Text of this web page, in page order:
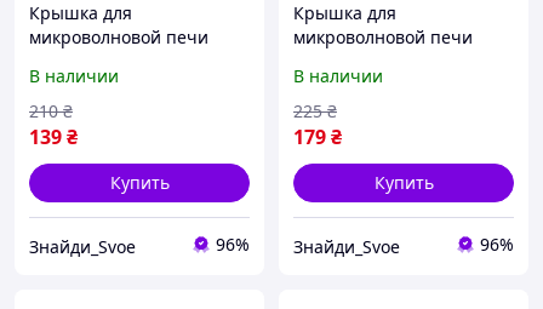
Крышка для
микроволновой печи
Алеана 167072
В наличии
139₴
210 ₴
Купить
Знайди_Svoe 96%
Крышка для
микроволновой печи
Алеана 167071
В наличии
179₴
225 ₴
Купить
Знайди_Svoe 96%